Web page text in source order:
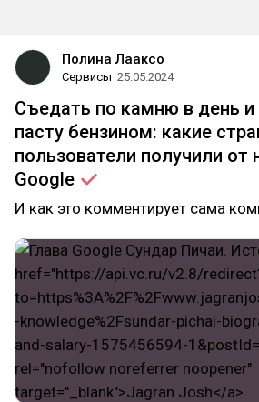
Полина Лааксо
Сервисы 25.05.2024
Съедать по камню в день и
пасту бензином: какие
пользователи получили от
Google
И как это комментирует сама